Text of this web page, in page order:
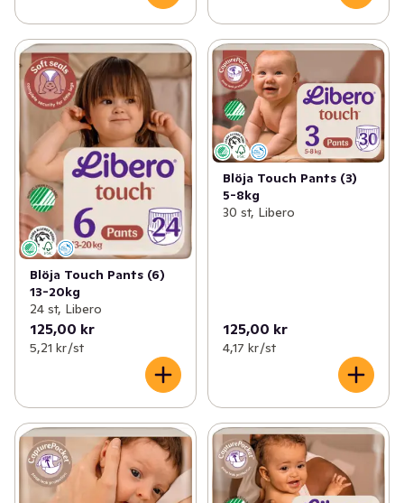
Blöja Touch Pants (6)
13-20kg
24 st, Libero
125,00 kr
5,21 kr /st
Blöja Touch Pants (3)
5-8kg
30 st, Libero
125,00 kr
4,17 kr /st